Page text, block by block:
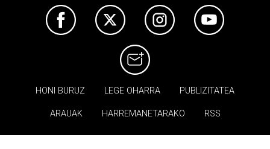
HONI BURUZ LEGE OHARRA PUBLIZITATEA
ARAUAK HARREMANETARAKO RSS